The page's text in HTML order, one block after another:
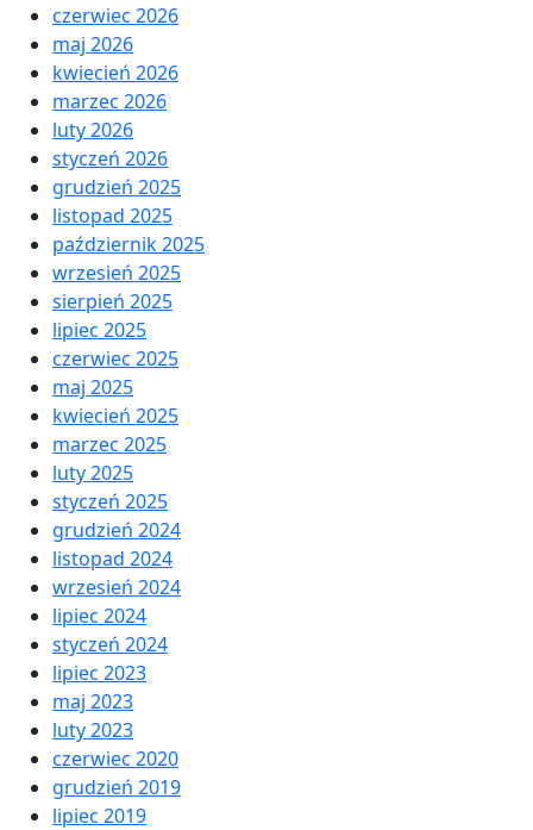
czerwiec 2026
maj 2026
kwiecień 2026
marzec 2026
luty 2026
styczeń 2026
grudzień 2025
listopad 2025
październik 2025
wrzesień 2025
sierpień 2025
lipiec 2025
czerwiec 2025
maj 2025
kwiecień 2025
marzec 2025
luty 2025
styczeń 2025
grudzień 2024
listopad 2024
wrzesień 2024
lipiec 2024
styczeń 2024
lipiec 2023
maj 2023
luty 2023
czerwiec 2020
grudzień 2019
lipiec 2019